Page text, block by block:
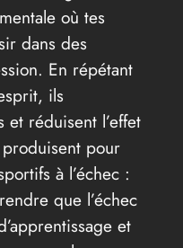
où tes
dans des
En répétant
ils
et réduisent l’effet
pour
à l’échec :
que l’échec
et